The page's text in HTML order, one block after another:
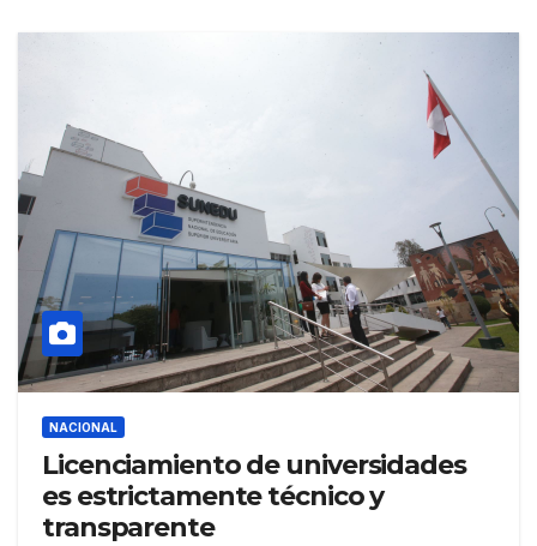
NACIONAL
Licenciamiento de universidades
es estrictamente técnico y
transparente